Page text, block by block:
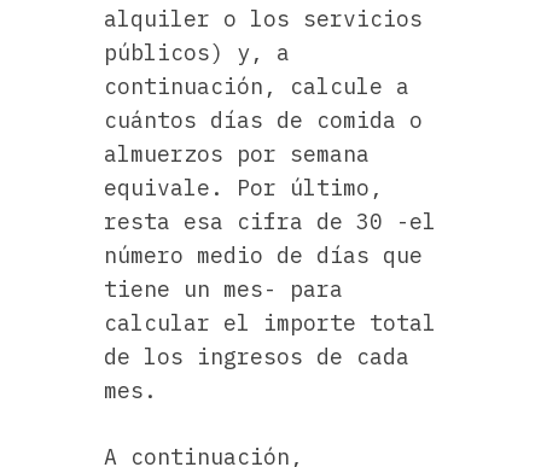
alquiler o los servicios
públicos) y, a
continuación, calcule a
cuántos días de comida o
almuerzos por semana
equivale. Por último,
resta esa cifra de 30 -el
número medio de días que
tiene un mes- para
calcular el importe total
de los ingresos de cada
mes.
A continuación,